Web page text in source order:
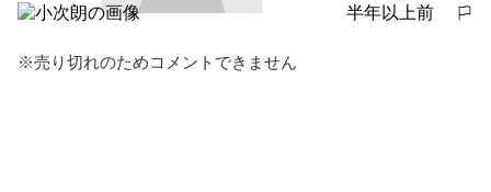
半年以上前
報告する
※売り切れのためコメントできません